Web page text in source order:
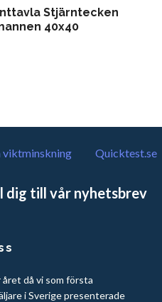
Stjärntecken
40x40
viktminskning Quicktest.se
dig till vår nyhetsbrev
året då vi som första
i Sverige presenterade